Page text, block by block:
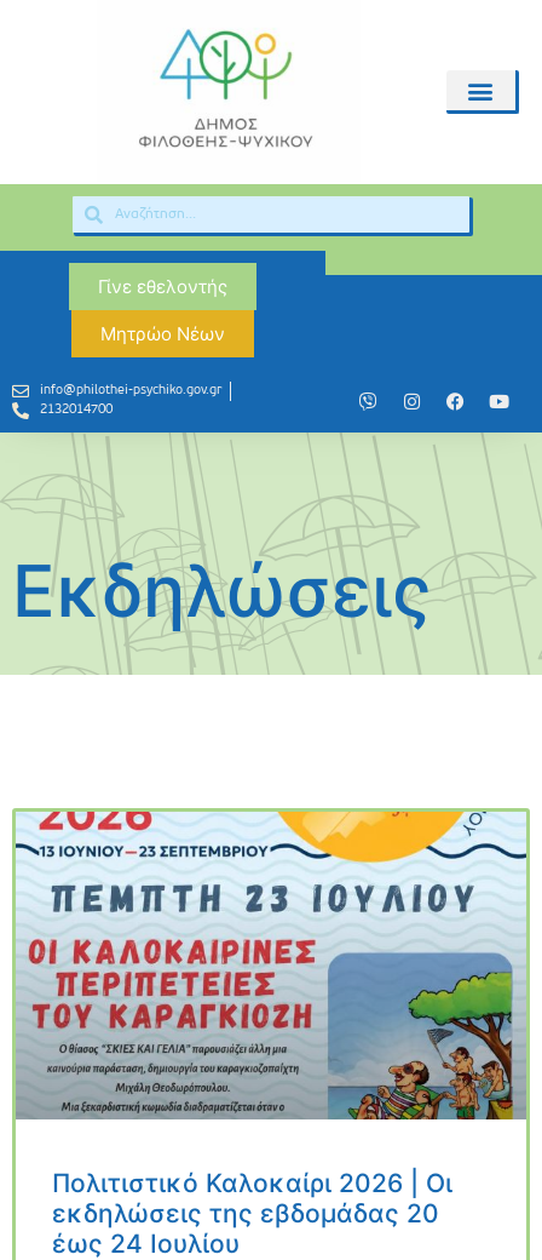
Γίνε εθελοντής
Μητρώο Νέων
info@philothei-psychiko.gov.gr
2132014700
Εκδηλώσεις
Πολιτιστικό Καλοκαίρι 2026 | Οι
εκδηλώσεις της εβδομάδας 20
έως 24 Ιουλίου